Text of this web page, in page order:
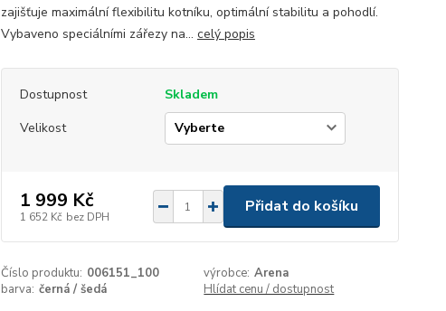
zajišťuje maximální flexibilitu kotníku, optimální stabilitu a pohodlí.
Vybaveno speciálními zářezy na... celý popis
Dostupnost
Skladem
Velikost
1 999 Kč
1 652 Kč bez DPH
Přidat do košíku
Číslo produktu: 006151_100 výrobce: Arena
barva: černá / šedá Hlídat cenu / dostupnost